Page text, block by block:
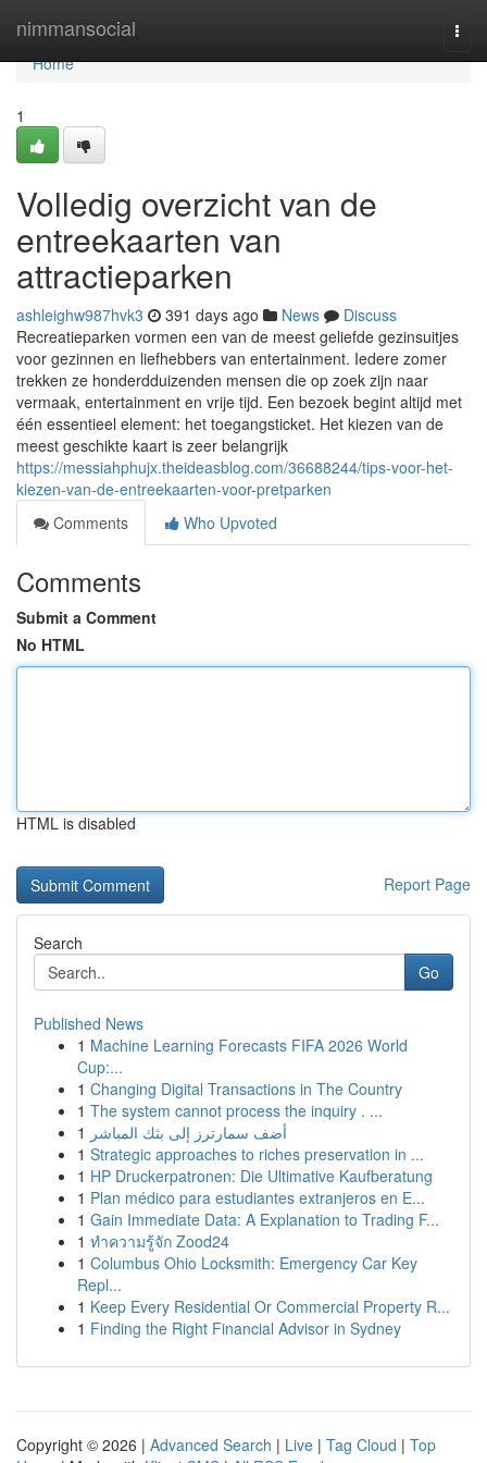
nimmansocial
Home
Home
1
Volledig overzicht van de
entreekaarten van
attractieparken
ashleighw987hvk3 391 days ago News
Discuss
Recreatieparken vormen een van de meest geliefde gezinsuitjes
voor gezinnen en liefhebbers van entertainment. Iedere zomer
trekken ze honderdduizenden mensen die op zoek zijn naar
vermaak, entertainment en vrije tijd. Een bezoek begint altijd met
één essentieel element: het toegangsticket. Het kiezen van de
meest geschikte kaart is zeer belangrijk
https://messiahphujx.theideasblog.com/36688244/tips-voor-het-
kiezen-van-de-entreekaarten-voor-pretparken
Comments
Who Upvoted
Comments
Submit a Comment
No HTML
HTML is disabled
Report Page
Search
Go
Published News
1 Machine Learning Forecasts FIFA 2026 World
Cup:...
1 Changing Digital Transactions in The Country
1 The system cannot process the inquiry . ...
1 أضف سمارترز إلى بثك المباشر
1 Strategic approaches to riches preservation in ...
1 HP Druckerpatronen: Die Ultimative Kaufberatung
1 Plan médico para estudiantes extranjeros en E...
1 Gain Immediate Data: A Explanation to Trading F...
1 ทำความรู้จัก Zood24
1 Columbus Ohio Locksmith: Emergency Car Key
Repl...
1 Keep Every Residential Or Commercial Property R...
1 Finding the Right Financial Advisor in Sydney
Copyright © 2026 | Advanced Search | Live | Tag Cloud | Top